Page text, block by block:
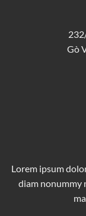
Gò
Lorem ipsum
diam nonummy